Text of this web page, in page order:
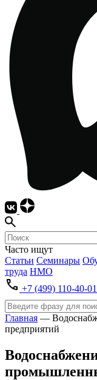
Часто ищут
Статьи Семинары
труда НМО
+7 (499) 110-40-01
Главная —
предприятий